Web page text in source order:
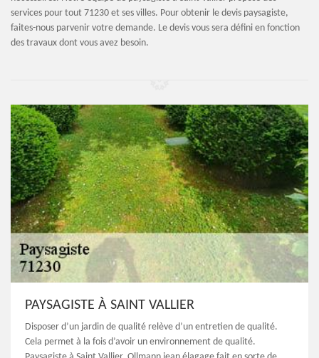
services pour tout 71230 et ses villes. Pour obtenir le devis paysagiste,
faites-nous parvenir votre demande. Le devis vous sera défini en fonction
des travaux dont vous avez besoin.
PAYSAGISTE À SAINT VALLIER
Disposer d’un jardin de qualité relève d’un entretien de qualité.
Cela permet à la fois d’avoir un environnement de qualité.